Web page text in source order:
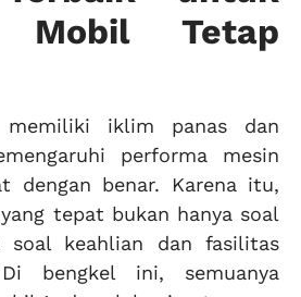
Mobil Tetap
memiliki iklim panas dan
performa mesin
dengan benar. Karena itu,
tepat bukan hanya soal
soal keahlian dan fasilitas
bengkel ini, semuanya